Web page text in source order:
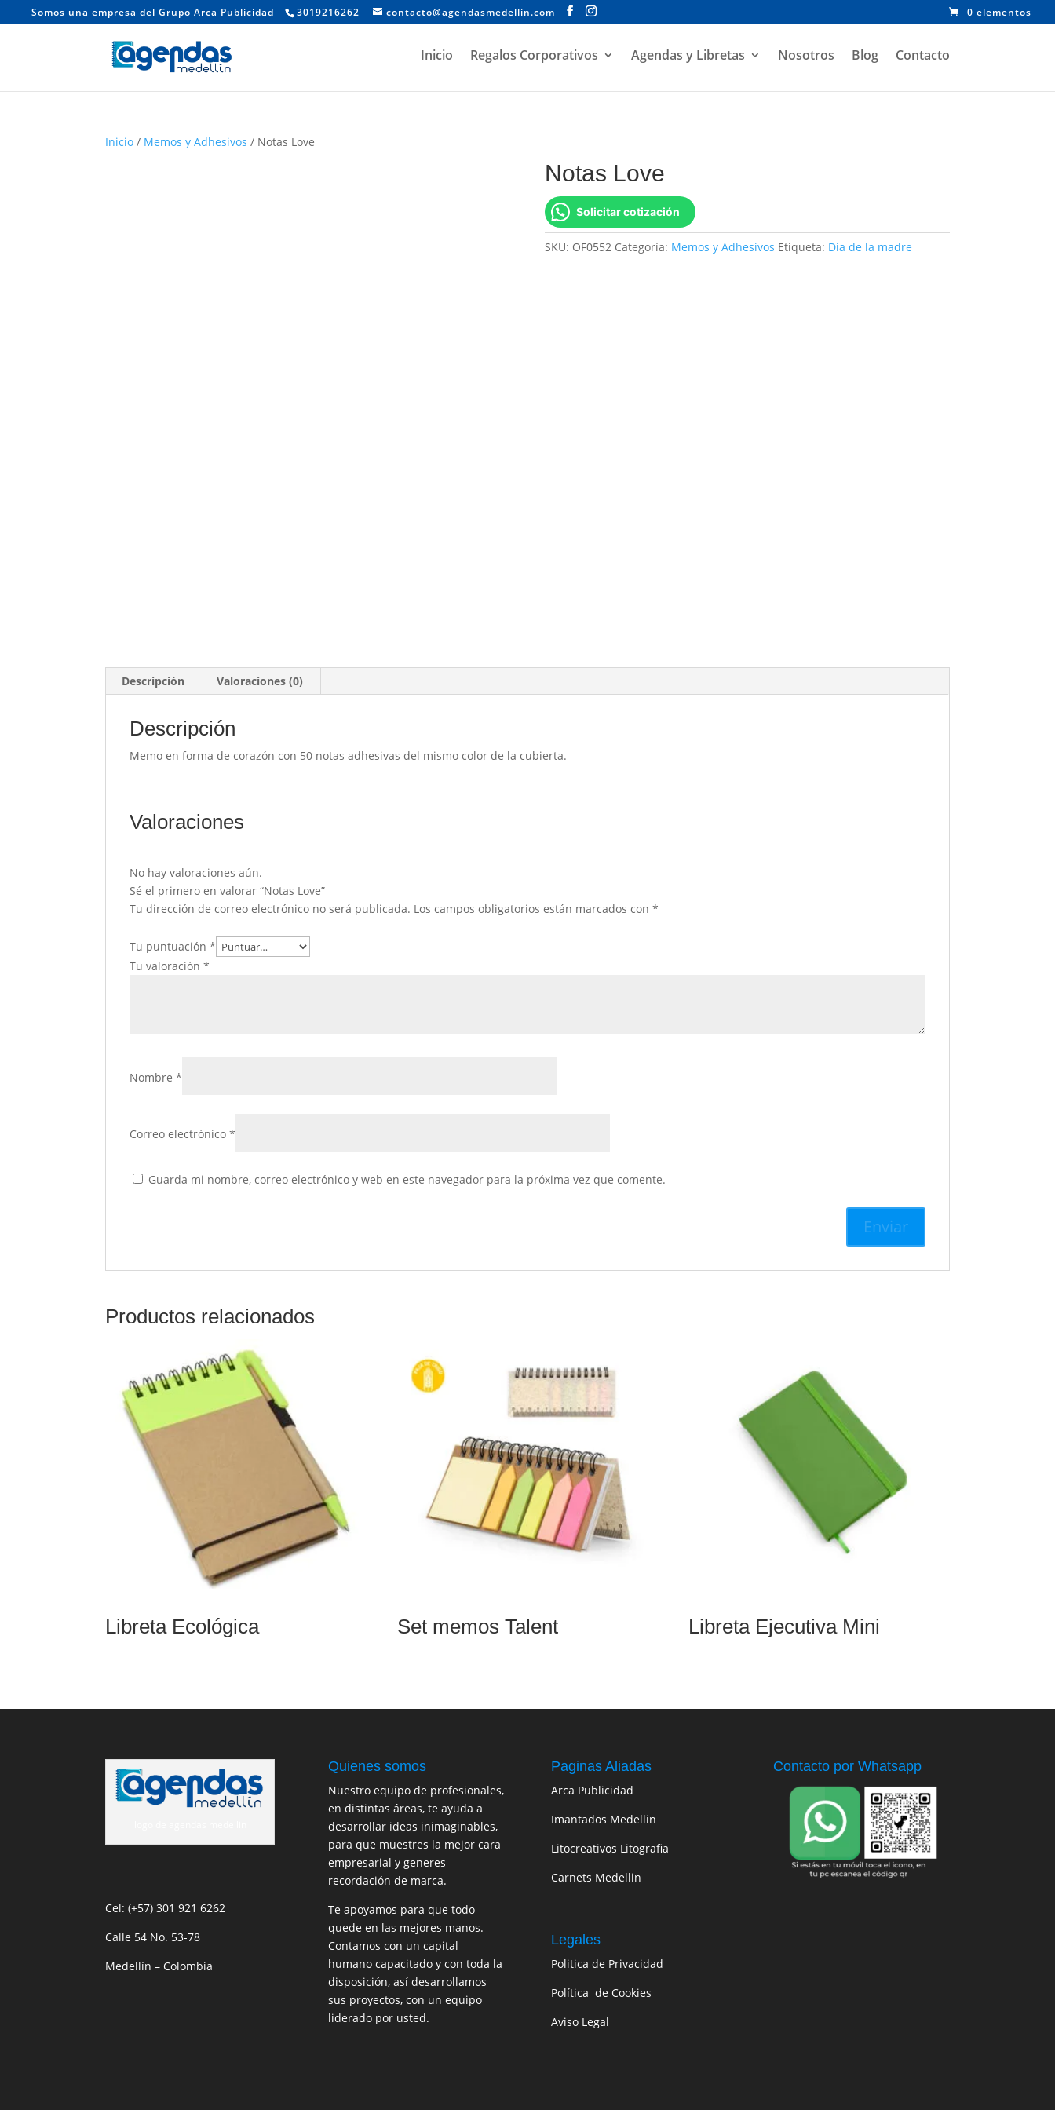
Somos una empresa del Grupo Arca Publicidad 3019216262 contacto@agendasmedellin.com 0 elementos
Inicio Regalos Corporativos Agendas y Libretas Nosotros Blog Contacto
Inicio / Memos y Adhesivos / Notas Love
Notas Love
Solicitar cotización
SKU: OF0552 Categoría: Memos y Adhesivos Etiqueta: Dia de la madre
Descripción Valoraciones (0)
Descripción
Memo en forma de corazón con 50 notas adhesivas del mismo color de la cubierta.
Valoraciones
No hay valoraciones aún.
Sé el primero en valorar “Notas Love”
Tu dirección de correo electrónico no será publicada. Los campos obligatorios están marcados con*
Tu puntuación*
Tu valoración*
Nombre*
Correo electrónico*
Guarda mi nombre, correo electrónico y web en este navegador para la próxima vez que comente.
Productos relacionados
Libreta Ecológica Set memos Talent Libreta Ejecutiva Mini
Cel: (+57) 301 921 6262
Calle 54 No. 53-78
Medellín – Colombia
Quienes somos
Nuestro equipo de profesionales,
en distintas áreas, te ayuda a
desarrollar ideas inimaginables,
para que muestres la mejor cara
empresarial y generes
recordación de marca.
Te apoyamos para que todo
quede en las mejores manos.
Contamos con un capital
humano capacitado y con toda la
disposición, así desarrollamos
sus proyectos, con un equipo
liderado por usted.
Paginas Aliadas
Arca Publicidad
Imantados Medellin
Litocreativos Litografia
Carnets Medellin
Legales
Politica de Privacidad
Política de Cookies
Aviso Legal
Contacto por Whatsapp